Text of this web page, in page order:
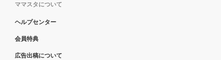
ママスタについて
ヘルプセンター
会員特典
広告出稿について